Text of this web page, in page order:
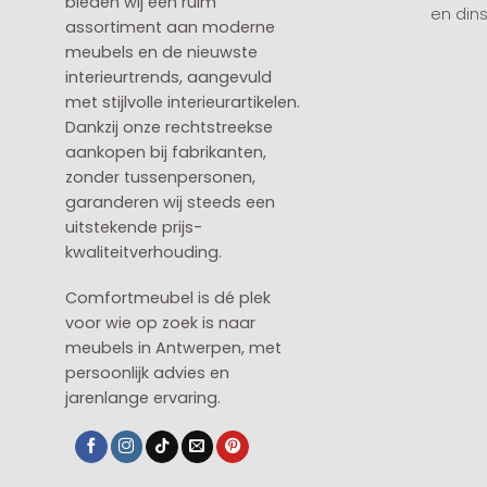
assortiment aan moderne
meubels en de nieuwste
interieurtrends, aangevuld
met stijlvolle interieurartikelen.
Dankzij onze rechtstreekse
aankopen bij fabrikanten,
zonder tussenpersonen,
garanderen wij steeds een
uitstekende prijs-
kwaliteitverhouding.
Comfortmeubel is dé plek
voor wie op zoek is naar
meubels in Antwerpen, met
persoonlijk advies en
jarenlange ervaring.
en